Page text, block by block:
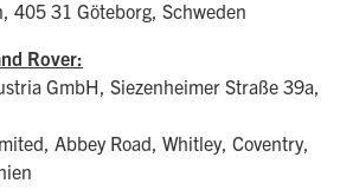
405 31 Göteborg, Schweden
Rover:
GmbH, Siezenheimer Straße 39a,
Abbey Road, Whitley, Coventry,